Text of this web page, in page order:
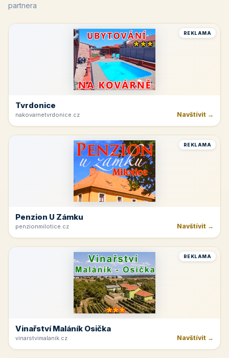
partnera
REKLAMA
Tvrdonice
nakovarnetvrdonice.cz Navštívit →
REKLAMA
Penzion U Zámku
penzionmilotice.cz Navštívit →
REKLAMA
Vinařství Maláník Osička
vinarstvimalanik.cz Navštívit →